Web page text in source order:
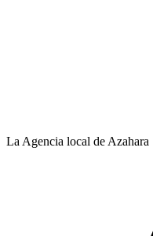
La Agencia local de Azahara